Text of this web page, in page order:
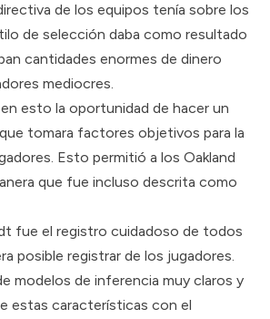
de los equipos tenía sobre los
de selección daba como resultado
cantidades enormes de dinero
mediocres.
esto la oportunidad de hacer un
tomara factores objetivos para la
Esto permitió a los Oakland
que fue incluso descrita como
fue el registro cuidadoso de todos
posible registrar de los jugadores.
modelos de inferencia muy claros y
estas características con el